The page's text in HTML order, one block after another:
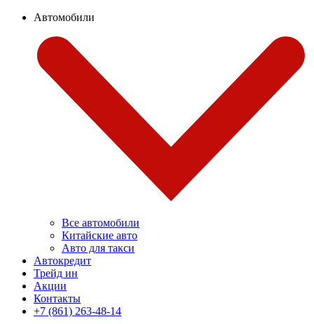
Автомобили
Все автомобили
Китайские авто
Авто для такси
Автокредит
Трейд ин
Акции
Контакты
+7 (861) 263-48-14